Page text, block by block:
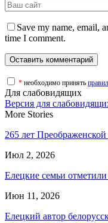
Save my name, email,
time I comment.
* необходимо принять
Для слабовидящих
Версия для
More Stories
265 лет
Июл 2, 2026
Елецкие семьи
Июн 11, 2026
Елецкий автор